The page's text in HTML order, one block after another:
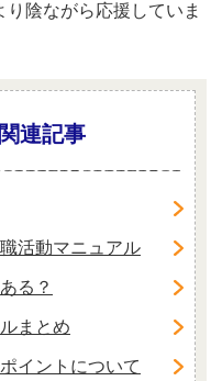
陰ながら応援していま
連記事
活動マニュアル
る？
まとめ
イントについて